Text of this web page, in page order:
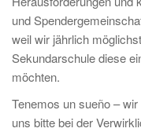
und
weil wir jährlich
Sekundarschule diese
möchten.
Tenemos un sueño –
uns bitte bei der